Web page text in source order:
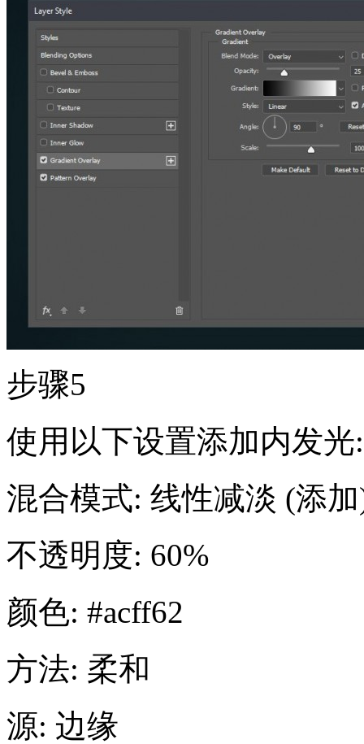
步骤5
使用以下设置添加内发光:
混合模式: 线性减淡 (添
不透明度: 60%
颜色: #acff62
方法: 柔和
源: 边缘